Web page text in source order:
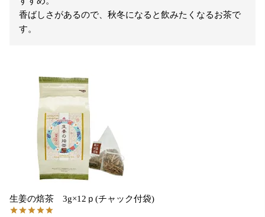
香ばしさがあるので、秋冬になると飲みたくなるお茶で
す。
生姜の焙茶 3g×12ｐ(チャック付袋)